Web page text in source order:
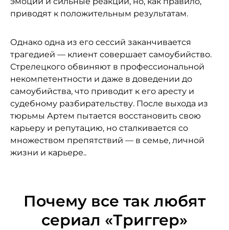
приводят к положительным результатам.
Однако одна из его сессий заканчивается
трагедией — клиент совершает самоубийство.
Стрелецкого обвиняют в профессиональной
некомпетентности и даже в доведении до
самоубийства, что приводит к его аресту и
судебному разбирательству. После выхода из
тюрьмы Артем пытается восстановить свою
карьеру и репутацию, но сталкивается со
множеством препятствий — в семье, личной
жизни и карьере..
Почему все так любят
сериал «Триггер»